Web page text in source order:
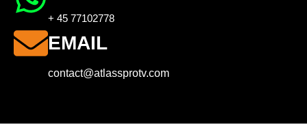
+ 45 77102778
EMAIL
contact@atlassprotv.com